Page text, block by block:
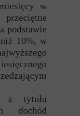
w
podstawie
10%, w
z tytułu
dochód